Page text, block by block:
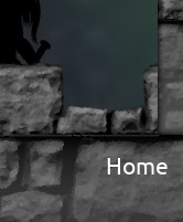
Home